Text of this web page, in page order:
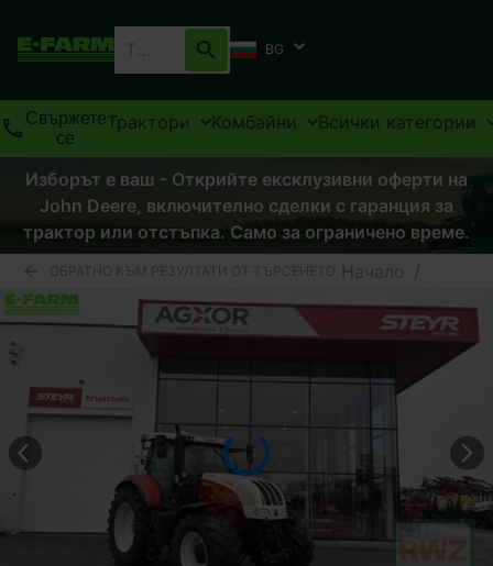
BG
Свържете
се
Трактори Комбайни Всички категории
Изборът е ваш - Открийте ексклузивни оферти на
John Deere, включително сделки с гаранция за
трактор или отстъпка. Само за ограничено време.
ОБРАТНО КЪМ РЕЗУЛТАТИ ОТ ТЪРСЕНЕТО Начало /